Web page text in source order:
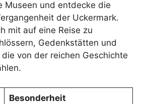
Museen und entdecke die
der Uckermark.
mit auf eine Reise zu
Gedenkstätten und
von der reichen Geschichte
Besonderheit